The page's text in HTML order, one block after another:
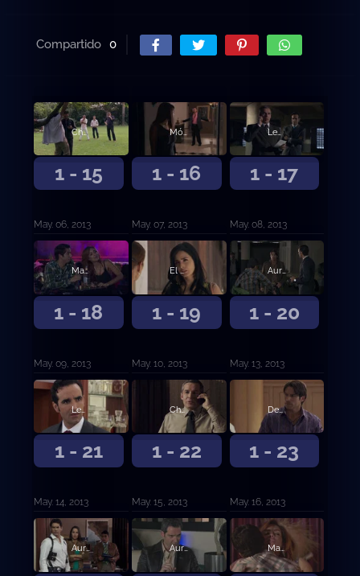
Compartido 0
1 - 15
Chacorta y sus hombres liberan a Aurelio
May. 06, 2013
1 - 16
Mónica le dispara a la amante de Aurelio
May. 07, 2013
1 - 17
Leonor recibe un disparo en la cabeza
May. 08, 2013
1 - 18
Matilde se desnuda enfrente de su sobrino
May. 09, 2013
1 - 19
El Letrudo se enfrenta a Aurelio
May. 10, 2013
1 - 20
Aurelio sella un pacto con Irina
May. 13, 2013
1 - 21
Leonor besa sorpresivamente a Marco
May. 14, 2013
1 - 22
Chacorta sentencia a sus socios de muerte
May. 15, 2013
1 - 23
Denuncian el rostro de Aurelio Casillas
May. 16, 2013
Aurelio le ordena a sus sicarios acribillar a los repartidores del periódico Aurelio ordena asesinar a la periodista Eugenia Matilde seduce a Heriberto y hacen al amor